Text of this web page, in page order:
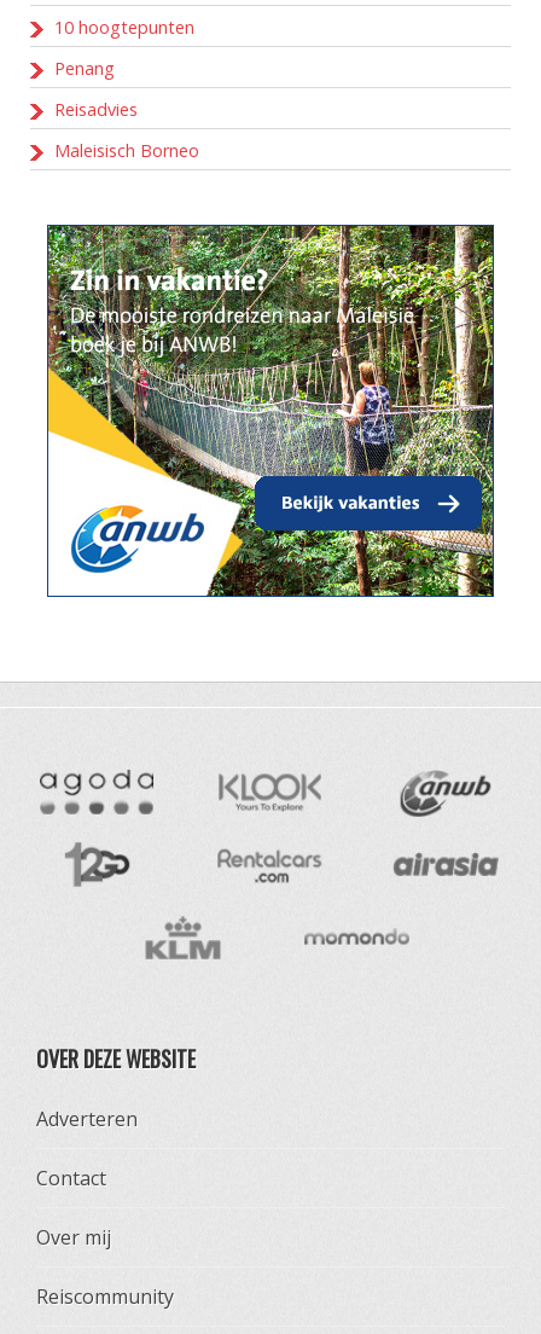
10 hoogtepunten
Penang
Reisadvies
Maleisisch Borneo
OVER DEZE WEBSITE
Adverteren
Contact
Over mij
Reiscommunity